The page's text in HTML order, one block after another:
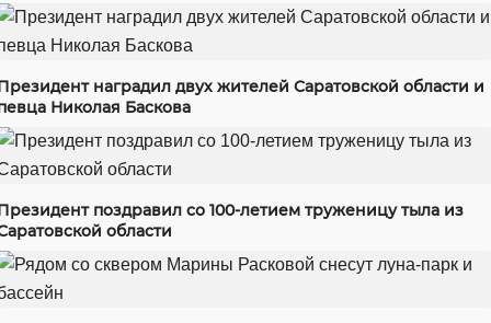
наградил двух жителей Саратовской области и
Николая Баскова
поздравил со 100-летием труженицу тыла из
области